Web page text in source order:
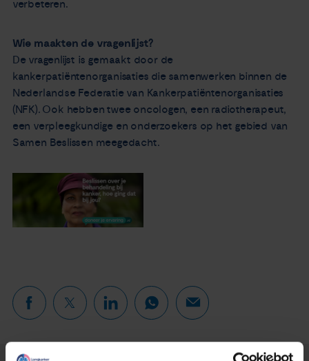
verbeteren.
Wie maakten de vragenlijst?
De vragenlijst is gemaakt door de
kankerpatiëntenorganisaties die samenwerken binnen de
Nederlandse Federatie van Kankerpatiëntenorganisaties
(NFK). Ook hebben twee oncologen, een radiotherapeut,
een verpleegkundige en onderzoekers op het gebied van
Samen Beslissen meegedacht.